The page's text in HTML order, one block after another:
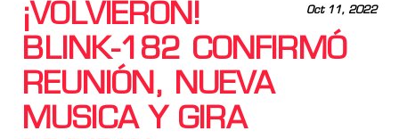
Oct 11, 2022
¡VOLVIERON!
BLINK-182 CONFIRMÓ
REUNIÓN, NUEVA
MUSICA Y GIRA